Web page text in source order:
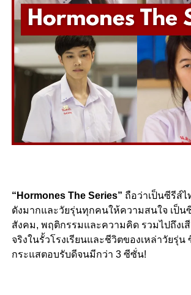
“Hormones The Series” ถือว่าเป็นซีรีส์ไ
ดังมากและวัยรุ่นทุกคนให้ความสนใจ เป็
สังคม, พฤติกรรมและความคิด รวมไปถึงเ
จริงในรั้วโรงเรียนและชีวิตของเหล่าวัยรุ่น
กระแสตอบรับดีจนมีกว่า 3 ซีซั่น!